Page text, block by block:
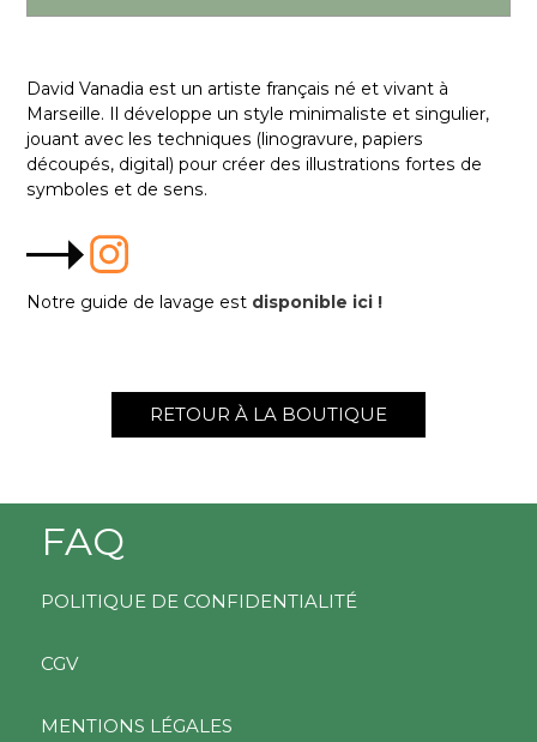
David Vanadia est un artiste français né et vivant à
Marseille. Il développe un style minimaliste et singulier,
jouant avec les techniques (linogravure, papiers
découpés, digital) pour créer des illustrations fortes de
symboles et de sens.
Notre guide de lavage est disponible ici !
RETOUR À LA BOUTIQUE
FAQ
POLITIQUE DE CONFIDENTIALITÉ
CGV
MENTIONS LÉGALES